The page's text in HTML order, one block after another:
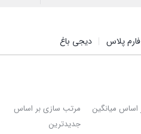
فارم پلاس دیجی باغ
میانگین
مرتب سازی بر اساس
جدیدترین